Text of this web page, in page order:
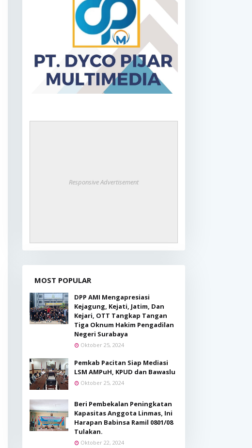
Responsive Advertisement
MOST POPULAR
DPP AMI Mengapresiasi
Kejagung, Kejati, Jatim, Dan
Kejari, OTT Tangkap Tangan
Tiga Oknum Hakim Pengadilan
Negeri Surabaya
Oktober 25, 2024
Pemkab Pacitan Siap Mediasi
LSM AMPuH, KPUD dan Bawaslu
Oktober 25, 2024
Beri Pembekalan Peningkatan
Kapasitas Anggota Linmas, Ini
Harapan Babinsa Ramil 0801/08
Tulakan.
Oktober 22, 2024